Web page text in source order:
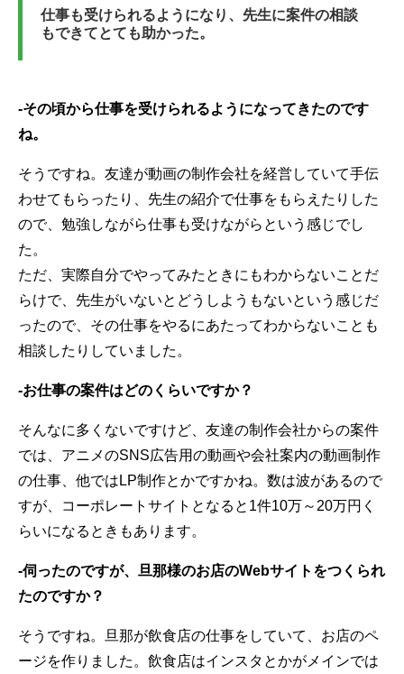
仕事も受けられるようになり、先生に案件の相談
もできてとても助かった。
-その頃から仕事を受けられるようになってきたのです
ね。
そうですね。友達が動画の制作会社を経営していて手伝
わせてもらったり、先生の紹介で仕事をもらえたりした
ので、勉強しながら仕事も受けながらという感じでし
た。
ただ、実際自分でやってみたときにもわからないことだ
らけで、先生がいないとどうしようもないという感じだ
ったので、その仕事をやるにあたってわからないことも
相談したりしていました。
-お仕事の案件はどのくらいですか？
そんなに多くないですけど、友達の制作会社からの案件
では、アニメのSNS広告用の動画や会社案内の動画制作
の仕事、他ではLP制作とかですかね。数は波があるので
すが、コーポレートサイトとなると1件10万～20万円く
らいになるときもあります。
-伺ったのですが、旦那様のお店のWebサイトをつくられ
たのですか？
そうですね。旦那が飲食店の仕事をしていて、お店のペ
ージを作りました。飲食店はインスタとかがメインでは